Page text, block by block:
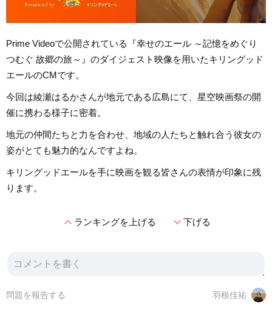
Prime Videoで公開されている『幸せのエール ～記憶をめぐり
つむぐ 故郷の旅～』のダイジェスト映像を用いたキリングッド
エールのCMです。
今回は綾瀬はるかさんが地元である広島にて、星空映画祭の開
催に携わる様子に密着。
地元の仲間たちと力を合わせ、地域の人たちと触れ合う彼女の
姿がとても魅力的なんですよね。
キリングッドエールを手に映画を観る皆さんの表情が印象に残
ります。
expand_lessランキングを上げる expand_more下げる
羽根佳祐
問題を報告する